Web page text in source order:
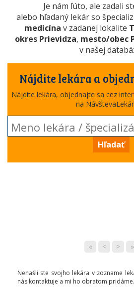
Je nám ľúto, ale zadali
alebo hľadaný lekár so
medicína v zadanej lokalite
okres Prievidza, mesto/obec
v našej
Nájdite lekára a
Nájdite lekára, objednajte sa cez
na
Hľadať
« < > »
Nenašli ste svojho lekára v zozname
nás kontaktuje a mi ho obratom pridáme.